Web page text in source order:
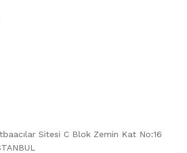
Sitesi C Blok Zemin Kat No:16